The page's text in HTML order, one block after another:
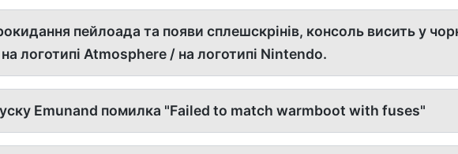
пейлоада та появи сплешскрінів, консоль висить у
на логотипі Atmosphere / на логотипі Nintendo.
Emunand помилка "Failed to match warmboot with fuses"